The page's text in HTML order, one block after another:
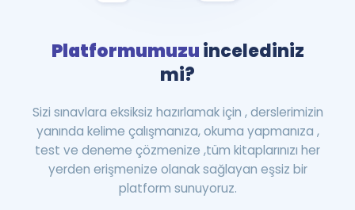
Platformumuzuincelediniz
mi?
Sizi sınavlara eksiksiz hazırlamak için , derslerimizin
yanında kelime çalışmanıza, okuma yapmanıza ,
test ve deneme çözmenize ,tüm kitaplarınızı her
yerden erişmenize olanak sağlayan eşsiz bir
platform sunuyoruz.